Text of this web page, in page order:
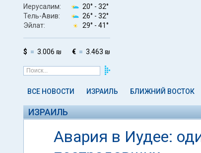
Иерусалим: 20° - 32°
Тель-Авив:
26° - 32°
Эйлат:
29° - 41°
$ 3.006 ₪ € 3.463 ₪
ВСЕ НОВОСТИ ИЗРАИЛЬ БЛИЖНИЙ ВОСТОК
ИЗРАИЛЬ
Авария в Иудее: